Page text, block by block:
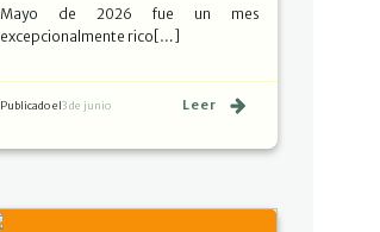
Mayo de 2026 fue un mes
excepcionalmente rico[…]
Publicado el3 de junio Leer